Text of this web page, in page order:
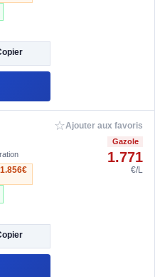
1.856€
☆Ajouter aux favoris
Gazole
1.771
€/L